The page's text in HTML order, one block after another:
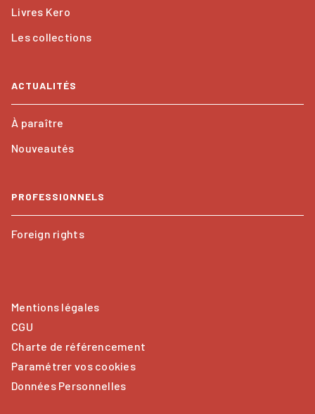
Livres Kero
Les collections
ACTUALITÉS
À paraître
Nouveautés
PROFESSIONNELS
Foreign rights
Mentions légales
CGU
Charte de référencement
Paramétrer vos cookies
Données Personnelles